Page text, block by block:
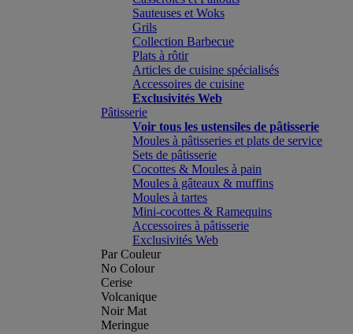
Sauteuses et Woks
Grils
Collection Barbecue
Plats à rôtir
Articles de cuisine spécialisés
Accessoires de cuisine
Exclusivités Web
Pâtisserie
Voir tous les ustensiles de pâtisserie
Moules à pâtisseries et plats de service
Sets de pâtisserie
Cocottes & Moules à pain
Moules à gâteaux & muffins
Moules à tartes
Mini-cocottes & Ramequins
Accessoires à pâtisserie
Exclusivités Web
Par Couleur
No Colour
Cerise
Volcanique
Noir Mat
Meringue